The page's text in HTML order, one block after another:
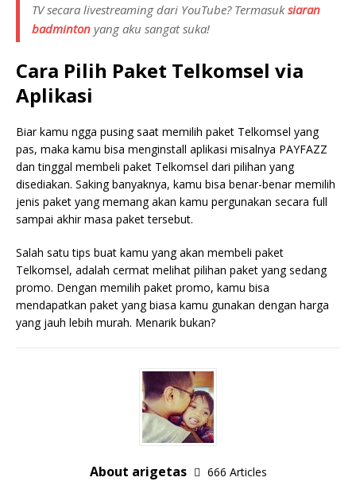
TV secara livestreaming dari YouTube? Termasuksiaran
badminton yang aku sangat suka!
Cara Pilih Paket Telkomsel via
Aplikasi
Biar kamu ngga pusing saat memilih paket Telkomsel yang
pas, maka kamu bisa menginstall aplikasi misalnya PAYFAZZ
dan tinggal membeli paket Telkomsel dari pilihan yang
disediakan. Saking banyaknya, kamu bisa benar-benar memilih
jenis paket yang memang akan kamu pergunakan secara full
sampai akhir masa paket tersebut.
Salah satu tips buat kamu yang akan membeli paket
Telkomsel, adalah cermat melihat pilihan paket yang sedang
promo. Dengan memilih paket promo, kamu bisa
mendapatkan paket yang biasa kamu gunakan dengan harga
yang jauh lebih murah. Menarik bukan?
About arigetas
666 Articles